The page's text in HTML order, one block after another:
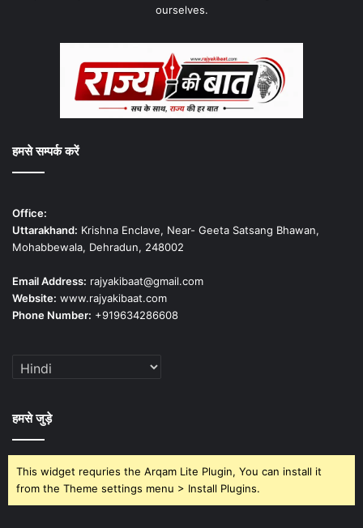
ourselves.
हमसे सम्पर्क करें
Office:
Uttarakhand: Krishna Enclave, Near- Geeta Satsang Bhawan,
Mohabbewala, Dehradun, 248002
Email Address: rajyakibaat@gmail.com
Website: www.rajyakibaat.com
Phone Number: +919634286608
हमसे जुड़े
This widget requries the Arqam Lite Plugin, You can install it
from the Theme settings menu > Install Plugins.